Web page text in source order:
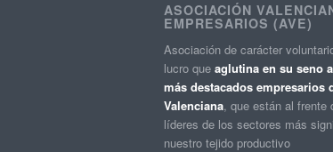
ASOCIACIÓN
EMPRESARIOS (AVE)
Asociación de carácter
lucro que aglutina en su seno
más destacados empresarios
Valenciana, que están al frente
líderes de los sectores más
nuestro tejido productivo